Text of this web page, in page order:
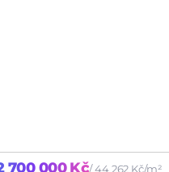
700 000 Kč/ 44 262 Kč/m²